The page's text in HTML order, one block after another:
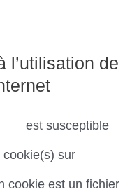
l’utilisation de
est susceptible
cookie(s) sur
cookie est un fichier